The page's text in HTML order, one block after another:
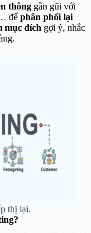
thông gần gũi với
để phân phối lại
mục đích gợi ý, nhắc
thị lại.